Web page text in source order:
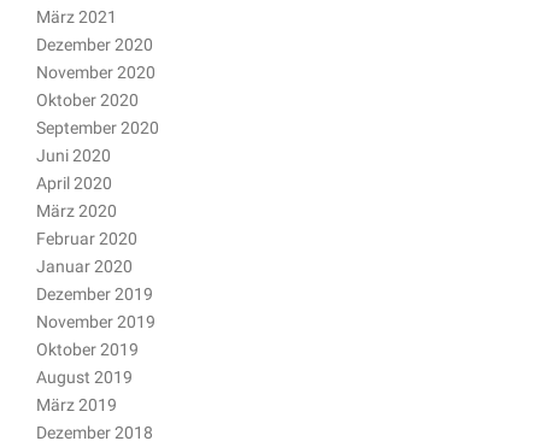
März 2021
Dezember 2020
November 2020
Oktober 2020
September 2020
Juni 2020
April 2020
März 2020
Februar 2020
Januar 2020
Dezember 2019
November 2019
Oktober 2019
August 2019
März 2019
Dezember 2018